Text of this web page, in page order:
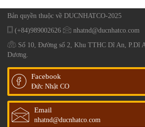
Bản quyền thuộc về DUCNHATCO-2025
(+84)989002626
nhatnd@ducnhatco.com
Số 10, Đường số 2, Khu TTHC Dĩ An, P.Dĩ
Dương.
Facebook
Đức Nhật CO
Email
nhatnd@ducnhatco.com